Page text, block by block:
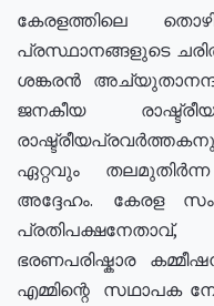
കേരളത്തിലെ
പ്രസ്ഥാനങ്ങളുടെ
ശങ്കരൻ
ജനകീയ
ഏറ്റവും
അദ്ദേഹം. കേരള
ഭരണപരിഷ്കാര
എമ്മിന്റെ സഥാപക